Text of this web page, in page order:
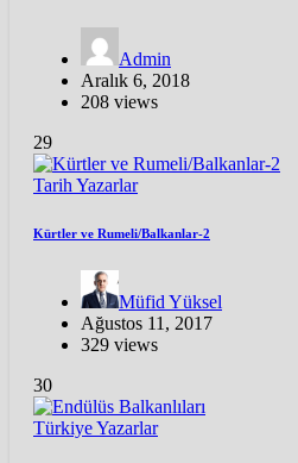
Admin
Aralık 6, 2018
208 views
29
TarihYazarlar
Kürtler ve Rumeli/Balkanlar-2
Müfid Yüksel
Ağustos 11, 2017
329 views
30
TürkiyeYazarlar